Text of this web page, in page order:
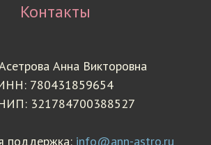
Контакты
Анна Викторовна
780431859654
321784700388527
поддержка: info@ann-astro.ru